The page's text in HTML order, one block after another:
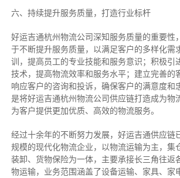
六、持续提升服务质量，打造行业标杆
好运吉通杭州物流公司深知服务质量的重要性
于不断提升服务质量，以满足客户的多样化需
训，提高员工的专业技能和服务意识；积极引
技术，提高物流效率和服务水平；建立完善的
响应客户的咨询和投诉，确保客户的满意度和
是将好运吉通杭州物流公司供应链打造成为物
为客户提供更加优质、高效的物流服务。
经过十余年的不断努力发展，好运吉通供应链
规模的现代化物流企业，以物流运输为主，集
装卸、货物保险为一体，主要承接长三角往返
物运输，业务范围涵盖了设备运输、家具、家